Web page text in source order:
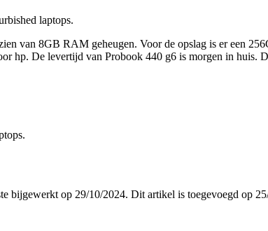
laptops.
van 8GB RAM geheugen. Voor de opslag is er een
hp. De levertijd van Probook 440 g6 is morgen in huis.
bijgewerkt op 29/10/2024. Dit artikel is toegevoegd op